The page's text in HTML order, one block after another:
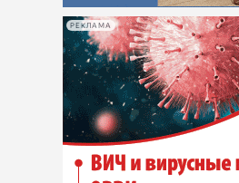
РЕКЛАМА